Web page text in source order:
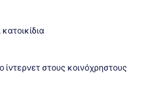
στους κοινόχρηστους